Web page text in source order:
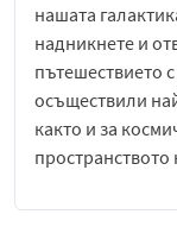
нашата
надникнете и
пътешествието
осъществили
както и за
пространството